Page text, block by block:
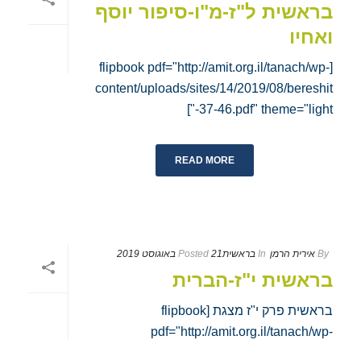
בראשית ל"ז-מ"ו-סיפור יוסף
ואחיו
[flipbook pdf="http://amit.org.il/tanach/wp-
content/uploads/sites/14/2019/08/bereshit
-37-46.pdf" theme="light"]
READ MORE
By אירית הרמן In בראשית Posted 21 באוגוסט 2019
בראשית י"ז-הברית
בראשית פרק י"ז מצגת [flipbook
pdf="http://amit.org.il/tanach/wp-